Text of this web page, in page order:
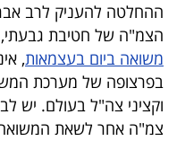
עסקי
ספורט
קריירה
ולימודים
ההחלטה להעניק לרב
הצמ"ה של חטיבת
משואה ביום בעצמאות,
בפרצופה של מערכת
וקציני צה"ל בעולם. יש
צמ"ה אחר לשאת